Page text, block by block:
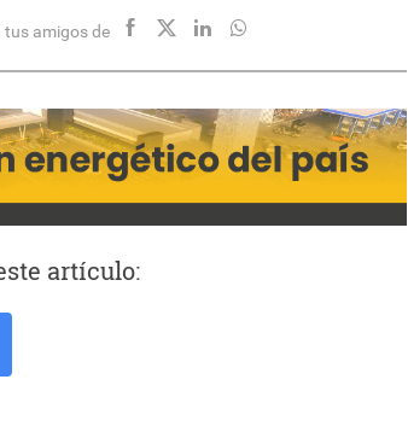
amigos de
artículo: